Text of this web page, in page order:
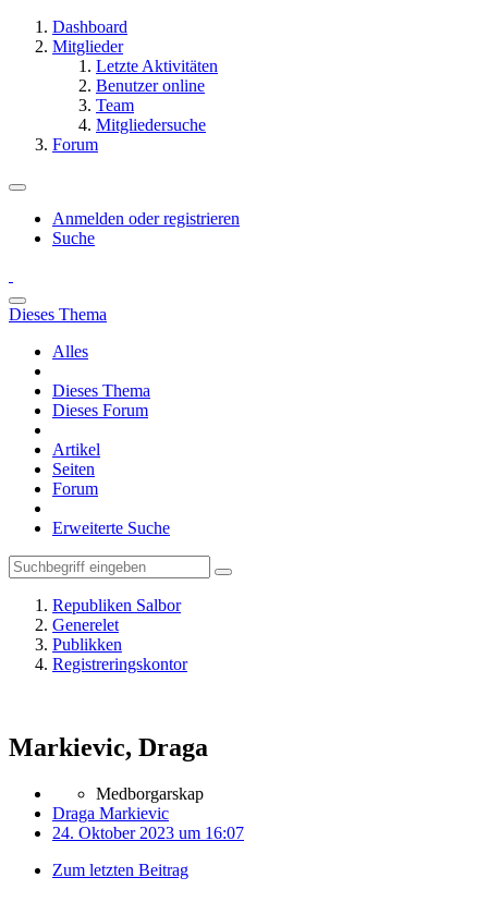
Dashboard
Mitglieder
Letzte Aktivitäten
Benutzer online
Team
Mitgliedersuche
Forum
Anmelden oder registrieren
Suche
Dieses Thema
Alles
Dieses Thema
Dieses Forum
Artikel
Seiten
Forum
Erweiterte Suche
Republiken Salbor
Generelet
Publikken
Registreringskontor
Markievic, Draga
Medborgarskap
Draga Markievic
24. Oktober 2023 um 16:07
Zum letzten Beitrag